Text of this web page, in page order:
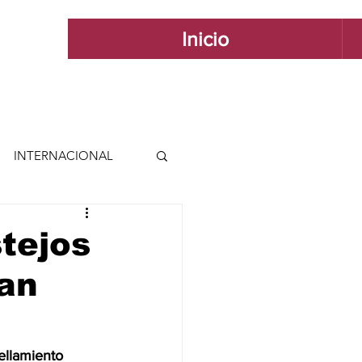
Inicio
INTERNACIONAL
INTERNACIONAL
ESTILO